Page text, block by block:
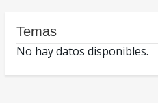
Temas
No hay datos disponibles.